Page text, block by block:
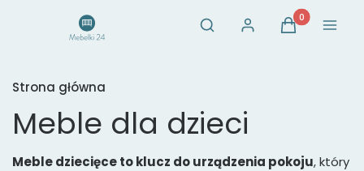
Otwórz wyszukiwarkę
Szukaj Zaloguj sięProdukty w
Koszyk Menu
Strona główna
Meble dla dzieci
Meble dziecięce to klucz do urządzenia pokoju, który